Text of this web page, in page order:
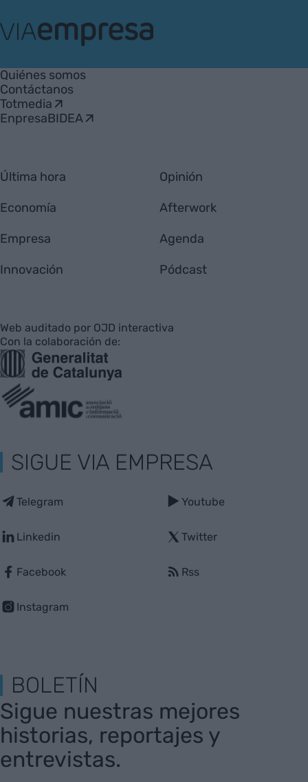
Empresa
Quiénes somos
Contáctanos
Totmedia
EnpresaBIDEA
Última hora
Economía
Empresa
Innovación
Opinión
Afterwork
Agenda
Pódcast
Web auditado por OJD interactiva
Con la colaboración de:
SIGUE VIA EMPRESA
Telegram
Linkedin
Facebook
Instagram
Youtube
Twitter
Rss
BOLETÍN
Sigue nuestras mejores
historias, reportajes y
entrevistas.